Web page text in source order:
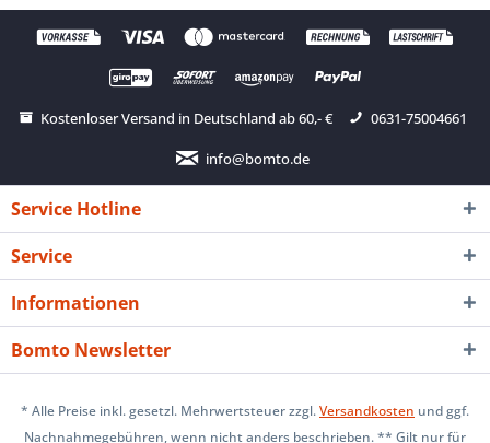
Kostenloser Versand in Deutschland ab 60,- € 0631-75004661
info@bomto.de
Service Hotline
Service
Informationen
Bomto Newsletter
* Alle Preise inkl. gesetzl. Mehrwertsteuer zzgl.Versandkosten und ggf.
Nachnahmegebühren, wenn nicht anders beschrieben. ** Gilt nur für